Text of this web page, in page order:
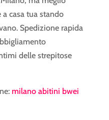
casa tua stando
Spedizione rapida
delle strepitose
milano abitini bwei